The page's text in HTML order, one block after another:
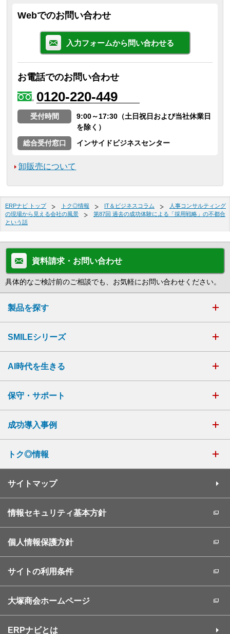
Webでのお問い合わせ
入力フォームから問い合わせる
お電話でのお問い合わせ
0120-220-449
受付時間
9:00～17:30（土日祝日および当社休業日
を除く）
総合受付窓口
インサイドビジネスセンター
卸販売について
ERPナビ トップ トク◎情報 IT＆ビジネスコラム
人事コンサルティング
の現場から見える会社の風景
第87回 過去の成功体験による「採用戦略」の不都合
という話
資料請求・お問い合わせ
具体的なご検討前のご相談でも、お気軽にお問い合わせください。
製品を探す
SMILEシリーズ
AI時代を生きる
保守・サポート
成功導入事例
トク◎情報
サイトマップ
情報セキュリティ基本方針
個人情報保護方針
サイトの利用条件
大塚商会ホームページ
ERPナビとは